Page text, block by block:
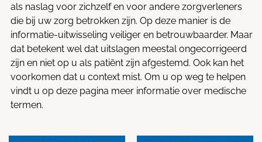
als naslag voor zichzelf en voor andere zorgverleners
die bij uw zorg betrokken zijn. Op deze manier is de
informatie-uitwisseling veiliger en betrouwbaarder. Maar
dat betekent wel dat uitslagen meestal ongecorrigeerd
zijn en niet op u als patiënt zijn afgestemd. Ook kan het
voorkomen dat u context mist. Om u op weg te helpen
vindt u op deze pagina meer informatie over medische
termen.